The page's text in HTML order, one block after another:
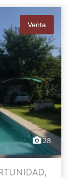
Venta
28